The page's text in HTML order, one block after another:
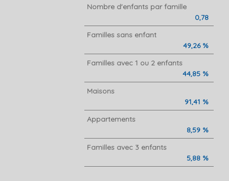
Nombre d'enfants par famille
0,78
Familles sans enfant
49,26 %
Familles avec 1 ou 2 enfants
44,85 %
Maisons
91,41 %
Appartements
8,59 %
Familles avec 3 enfants
5,88 %